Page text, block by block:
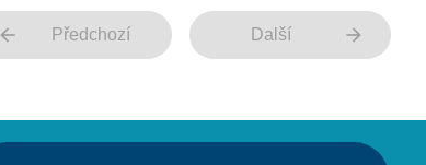
arrow_back Předchozí Další arrow_forward